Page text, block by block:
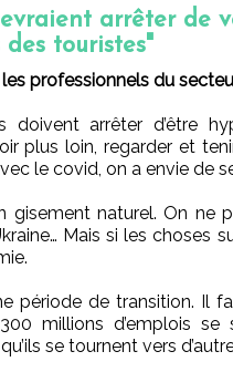
arrêter de
des touristes"
professionnels du
doivent arrêter d’être
plus loin, regarder et
le covid, on a envie de
gisement naturel. On ne
Mais si les choses
période de transition. Il
millions d’emplois
se tournent vers